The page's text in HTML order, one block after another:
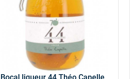
Bocal liqueur 44 Théo Capelle